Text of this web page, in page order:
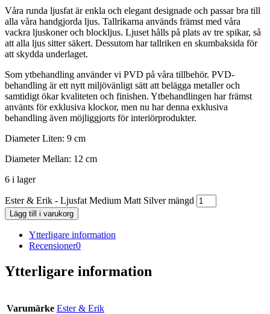
Våra runda ljusfat är enkla och elegant designade och passar bra till
alla våra handgjorda ljus. Tallrikarna används främst med våra
vackra ljuskoner och blockljus. Ljuset hålls på plats av tre spikar, så
att alla ljus sitter säkert. Dessutom har tallriken en skumbaksida för
att skydda underlaget.
Som ytbehandling använder vi PVD på våra tillbehör. PVD-
behandling är ett nytt miljövänligt sätt att belägga metaller och
samtidigt ökar kvaliteten och finishen. Ytbehandlingen har främst
använts för exklusiva klockor, men nu har denna exklusiva
behandling även möjliggjorts för interiörprodukter.
Diameter Liten: 9 cm
Diameter Mellan: 12 cm
6 i lager
Ester & Erik - Ljusfat Medium Matt Silver mängd
Lägg till i varukorg
Ytterligare information
Recensioner0
Ytterligare information
Varumärke Ester & Erik